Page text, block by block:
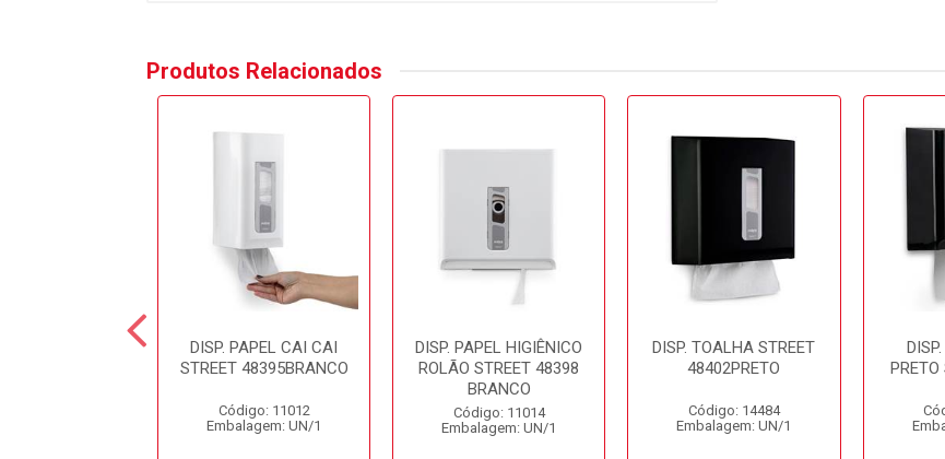
Produtos Relacionados
DISP. PAPEL CAI CAI
STREET 48395BRANCO
Código: 11012
Embalagem: UN/1
DISP. PAPEL HIGIÊNICO
ROLÃO STREET 48398
BRANCO
Código: 11014
Embalagem: UN/1
DISP. TOALHA STREET
48402PRETO
Código: 14484
Embalagem: UN/1